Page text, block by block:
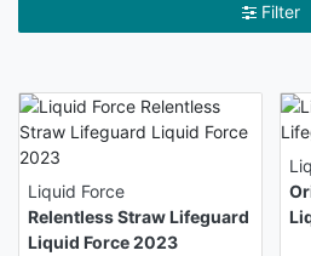
Filter
Liquid Force
Relentless Straw Lifeguard
Liquid Force 2023